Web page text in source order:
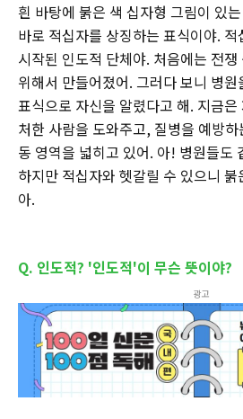
흰 바탕에 붉은 색 십자형 그림이 있
바로 적십자를 상징하는 표식이야.
시작된 인도적 단체야. 처음에는 전
위해서 만들어졌어. 그러다 보니 병
표식으로 자신을 알렸다고 해. 지금
처한 사람을 도와주고, 질병을 예방
동 영역을 넓히고 있어. 아! 병원들도
하지만 적십자와 헷갈릴 수 있으니
아.
Q. 인도적? '인도적'이 무슨 뜻이야?
광고